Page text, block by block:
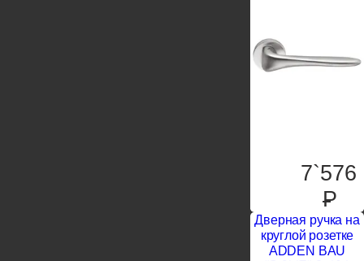
7`576
P
Дверная ручка на
круглой розетке
ADDEN BAU